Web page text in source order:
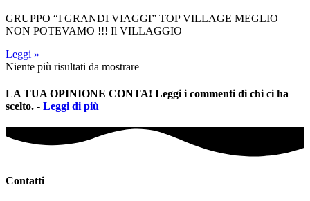
GRUPPO “I GRANDI VIAGGI” TOP VILLAGE MEGLIO
NON POTEVAMO !!! Il VILLAGGIO
Leggi »
Niente più risultati da mostrare
LA TUA OPINIONE CONTA! Leggi i commenti di chi ci ha
scelto. - Leggi di più
Contatti